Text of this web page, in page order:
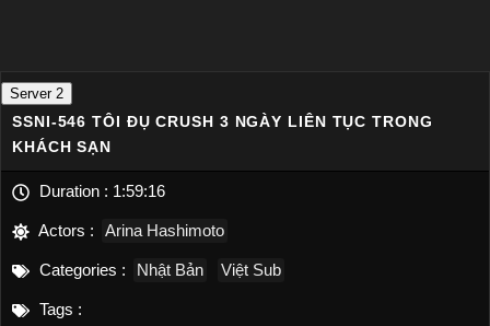
Server 2
SSNI-546 TÔI ĐỤ CRUSH 3 NGÀY LIÊN TỤC TRONG
KHÁCH SẠN
Duration : 1:59:16
Actors : Arina Hashimoto
Categories : Nhật Bản Việt Sub
Tags :